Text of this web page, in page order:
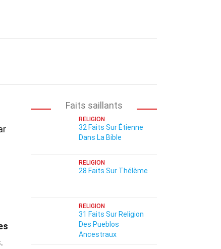
Faits saillants
RELIGION
32 Faits Sur Étienne
Dans La Bible
RELIGION
28 Faits Sur Thélème
RELIGION
31 Faits Sur Religion
Des Pueblos
Ancestraux